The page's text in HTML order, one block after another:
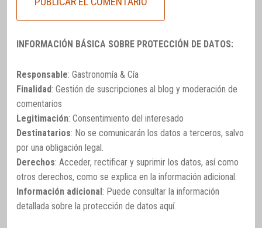
INFORMACIÓN BÁSICA SOBRE PROTECCIÓN DE DATOS:
Responsable: Gastronomía & Cía
Finalidad: Gestión de suscripciones al blog y moderación de
comentarios
Legitimación: Consentimiento del interesado
Destinatarios: No se comunicarán los datos a terceros, salvo
por una obligación legal.
Derechos: Acceder, rectificar y suprimir los datos, así como
otros derechos, como se explica en la información adicional.
Información adicional : Puede consultar la información
detallada sobre la protección de datos aquí.